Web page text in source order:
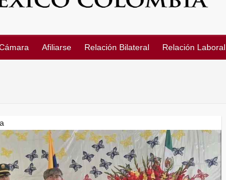
Afiliarse Relación Bilateral Relación Laboral